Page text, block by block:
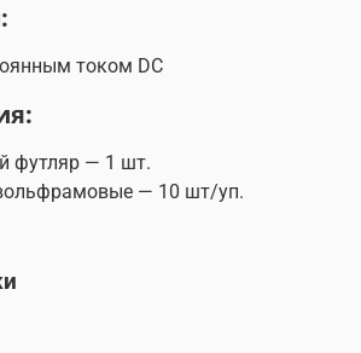
током DC
футляр — 1 шт.
— 10 шт/уп.